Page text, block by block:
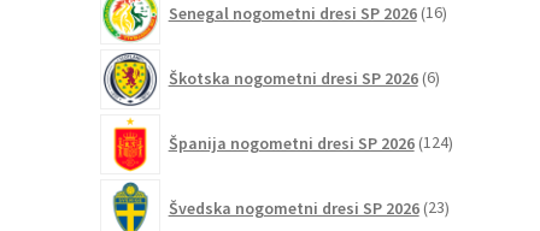
Senegal nogometni dresi SP 2026 16izdelkov
Škotska nogometni dresi SP 2026 6izdelkov
Španija nogometni dresi SP 2026 124izdelkov
Švedska nogometni dresi SP 2026 23izdelkov